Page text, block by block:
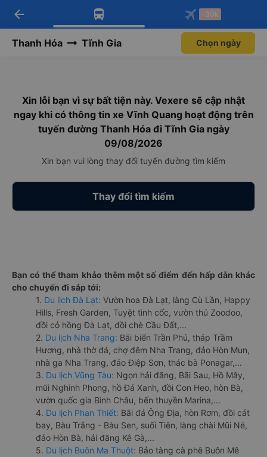
Tải app Vexere ngay!
Nhận ưu đãi thành viên độc
Mở app
Tải app Vexere
-30k/ghế khi đặt vé máy bay qua
Mở app
arrow_back -30k
Thanh Hóa Tĩnh Gia Chọn ngày
Xin lỗi bạn vì sự bất tiện này. Vexere sẽ cập nhật
ngay khi có thông tin xe Vĩnh Quang hoạt động trên
tuyến đường Thanh Hóa đi Tĩnh Gia ngày
09/08/2026
Xin bạn vui lòng thay đổi tuyến đường tìm kiếm
Thay đổi tìm kiếm
Bạn có thể tham khảo thêm một số điểm đến hấp dẫn khác
cho chuyến đi sắp tới:
1. Du lịch Đà Lạt: Vườn hoa Đà Lạt, làng Cù Lần, Happy
Hills, Fresh Garden, Tuyệt tình cốc, vườn thú Zoodoo,
đồi cỏ hồng Đà Lạt, đồi chè Cầu Đất,...
2. Du lịch Nha Trang: Bãi biển Trần Phú, tháp Trầm
Hương, nhà thờ đá, chợ đêm Nha Trang, đảo Hòn Mun,
nhà ga Nha Trang, đảo Điệp Sơn, thác bà Ponagar,...
3. Du lịch Vũng Tàu: Ngọn hải đăng, Bãi Sau, Hồ Mây,
mũi Nghinh Phong, hồ Đá Xanh, đồi Con Heo, hòn Bà,
vườn quốc gia Bình Châu, bến thuyền Marina,...
4. Du lịch Phan Thiết: Bãi đá Ông Địa, hòn Rơm, đồi cát
bay, Bàu Trắng - Bàu Sen, suối Tiên, làng chài Mũi Né,
đảo Hòn Bà, hải đăng Kê Gà,...
5. Du lịch Buôn Ma Thuột: Bảo tàng cà phê Buôn Mê